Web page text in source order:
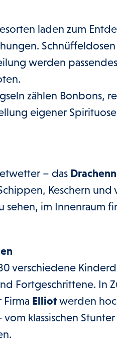
laden zum
werden
zählen Bonbons,
eigener
– das
Keschern
im Innenraum
verschiedene
Fortgeschrittene. In
Elliot werden
klassischen